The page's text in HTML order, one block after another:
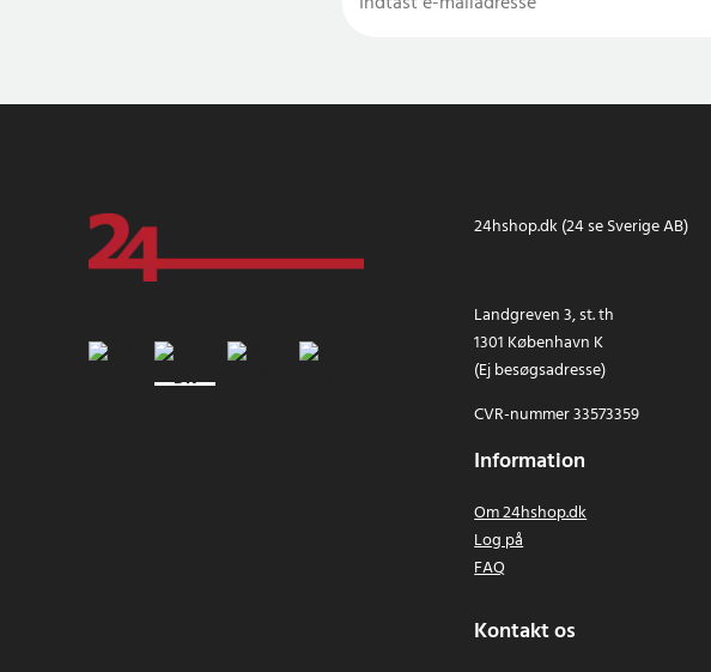
24hshop.dk (24 se Sverige AB)
Landgreven 3, st. th
1301 København K
(Ej besøgsadresse)
CVR-nummer 33573359
Information
Om 24hshop.dk
Log på
FAQ
Kontakt os